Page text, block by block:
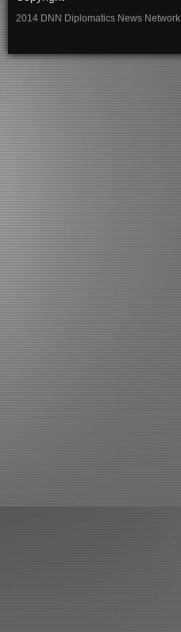
2014 DNN Diplomatics News Network